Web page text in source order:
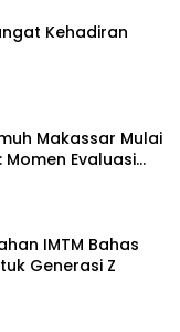
Kehadiran
Makassar Mulai
Momen Evaluasi
IMTM Bahas
Generasi Z